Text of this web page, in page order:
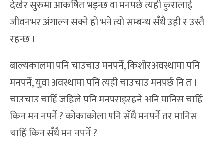
देखेर सुरुमा आकर्षित भइन्छ वा मनपर्छ त्यही कुरालाई
जीवनभर अंगाल्न सक्ने हो भने त्यो सम्बन्ध सँधै उही र उस्तै
रहन्छ ।
बाल्यकालमा पनि चाउचाउ मनपर्ने, किशोरअवस्थामा पनि
मनपर्ने, युवा अवस्थामा पनि त्यही चाउचाउ मनपर्छ नि त ।
चाउचाउ चाहिँ जहिले पनि मनपराइरहने अनि मानिस चाहिँ
किन मन नपर्ने ? कोकाकोला पनि सँधै मनपर्ने तर मानिस
चाहिं किन सँधै मन नपर्ने ?